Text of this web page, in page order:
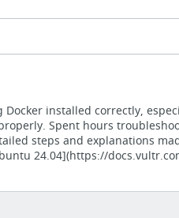
installed correctly,
Spent hours
steps and explanations
24.04](https://